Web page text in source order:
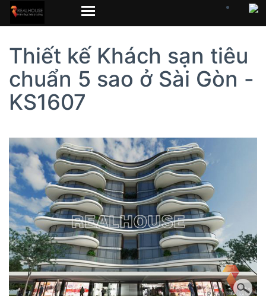
Thiết kế Khách sạn tiêu
chuẩn 5 sao ở Sài Gòn -
KS1607